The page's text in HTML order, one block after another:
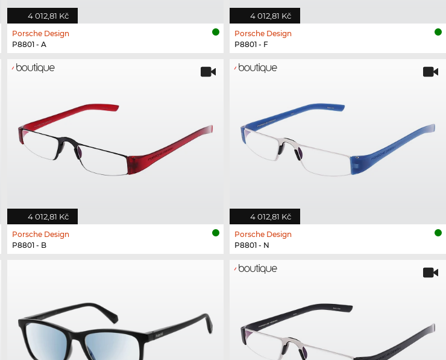
4 012,81 Kč
Porsche Design
P8801 - A
4 012,81 Kč
Porsche Design
P8801 - F
4 012,81 Kč
Porsche Design
P8801 - B
4 012,81 Kč
Porsche Design
P8801 - N